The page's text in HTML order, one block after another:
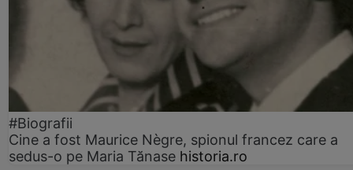
#Biografii
Cine a fost Maurice Nègre, spionul francez care a
sedus-o pe Maria Tănase historia.ro